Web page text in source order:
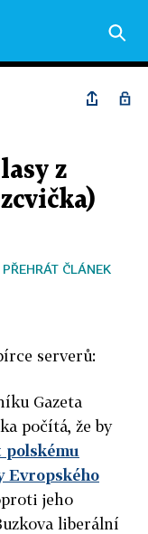
z
PŘEHRÁT ČLÁNEK
serverů:
Gazeta
počítá, že by
Evropského
jeho
liberální